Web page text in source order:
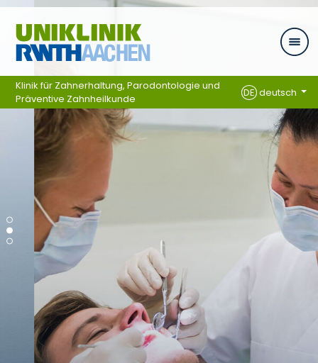
Ga naar navigatie
Klinik für Zahnerhaltung, Parodontologie und
Präventive Zahnheilkunde
DEdeutsch